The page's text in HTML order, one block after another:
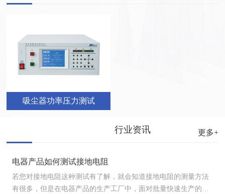
吸尘器功率压力测试
行业资讯 更多+
电器产品如何测试接地电阻
若您对接地电阻这种测试有了解，就会知道接地电阻的测量方法
有很多，但是在电器产品的生产工厂中，面对批量快速生产的电